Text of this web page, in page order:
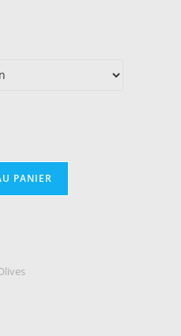
PANIER